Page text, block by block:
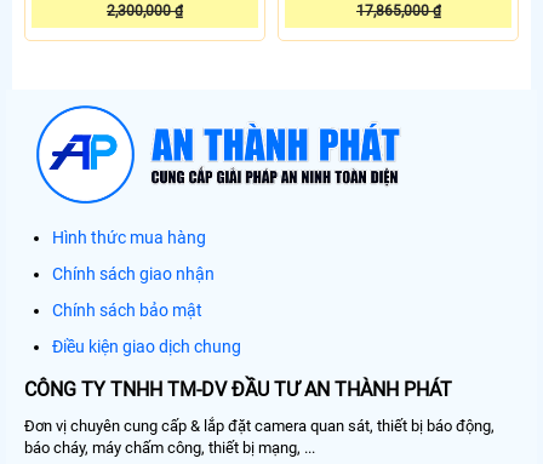
2,300,000 ₫ 17,865,000 ₫
Hình thức mua hàng
Chính sách giao nhận
Chính sách bảo mật
Điều kiện giao dịch chung
CÔNG TY TNHH TM-DV ĐẦU TƯ AN THÀNH PHÁT
Đơn vị chuyên cung cấp & lắp đặt camera quan sát, thiết bị báo động,
báo cháy, máy chấm công, thiết bị mạng, ...